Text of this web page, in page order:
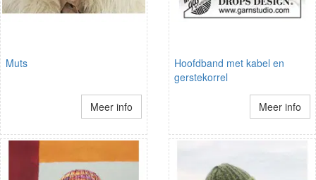
Muts
Meer info
Hoofdband met kabel en
gerstekorrel
Meer info